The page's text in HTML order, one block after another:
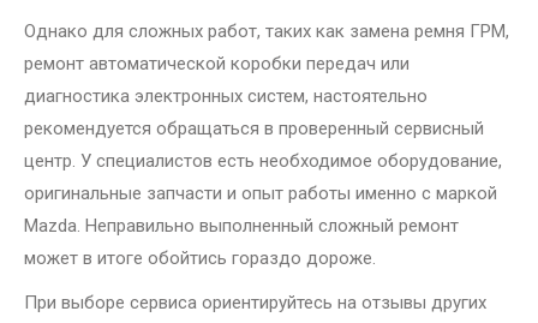
Однако для сложных работ, таких как замена ремня ГРМ,
ремонт автоматической коробки передач или
диагностика электронных систем, настоятельно
рекомендуется обращаться в проверенный сервисный
центр. У специалистов есть необходимое оборудование,
оригинальные запчасти и опыт работы именно с маркой
Mazda. Неправильно выполненный сложный ремонт
может в итоге обойтись гораздо дороже.
При выборе сервиса ориентируйтесь на отзывы других